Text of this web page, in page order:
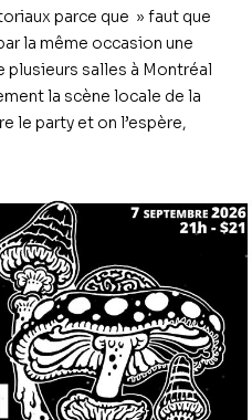
parce que » faut que
la même occasion une
plusieurs salles à Montréal
la scène locale de la
le party et on l’espère,